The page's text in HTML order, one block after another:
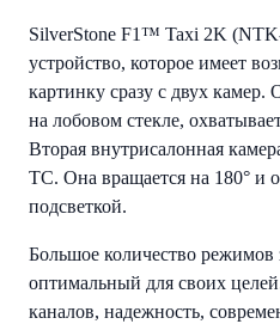
SilverStone F1™ Taxi 2K
устройство, которое имеет
картинку сразу с двух камер.
на лобовом стекле,
Вторая внутрисалонная
ТС. Она вращается на 180° и
подсветкой.
Большое количество режимов
оптимальный для своих
каналов, надежность,